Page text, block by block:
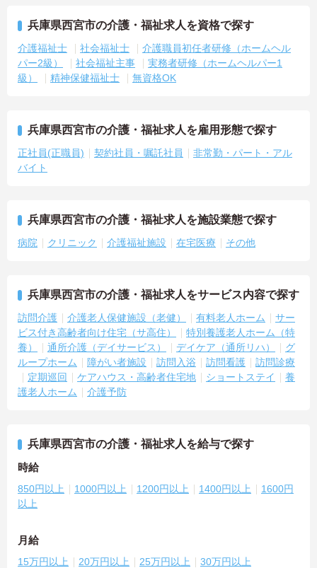
兵庫県西宮市の介護・福祉求人を資格で探す
介護福祉士 社会福祉士
介護職員初任者研修（ホームヘル
パー2級）
社会福祉主事
実務者研修（ホームヘルパー1
級）
精神保健福祉士 無資格OK
兵庫県西宮市の介護・福祉求人を雇用形態で探す
正社員(正職員) 契約社員・嘱託社員
非常勤・パート・アル
バイト
兵庫県西宮市の介護・福祉求人を施設業態で探す
病院 クリニック 介護福祉施設 在宅医療 その他
兵庫県西宮市の介護・福祉求人をサービス内容で探す
訪問介護 介護老人保健施設（老健） 有料老人ホーム
サー
ビス付き高齢者向け住宅（サ高住）
特別養護老人ホーム（特
養）
通所介護（デイサービス） デイケア（通所リハ）
グ
ループホーム
障がい者施設 訪問入浴 訪問看護
訪問診療
定期巡回
ケアハウス・高齢者住宅地 ショートステイ
養
護老人ホーム
介護予防
兵庫県西宮市の介護・福祉求人を給与で探す
時給
850円以上 1000円以上 1200円以上 1400円以上
1600円
以上
月給
15万円以上 20万円以上 25万円以上 30万円以上